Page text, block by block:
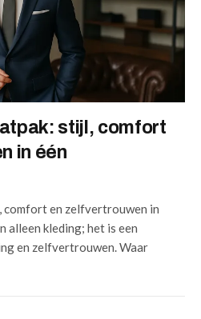
stijl, comfort
in één
comfort en zelfvertrouwen in
alleen kleding; het is een
en zelfvertrouwen. Waar